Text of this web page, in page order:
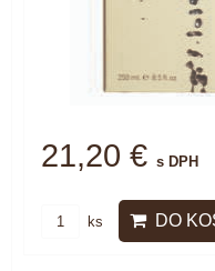
21,20 € s DPH
ks DO